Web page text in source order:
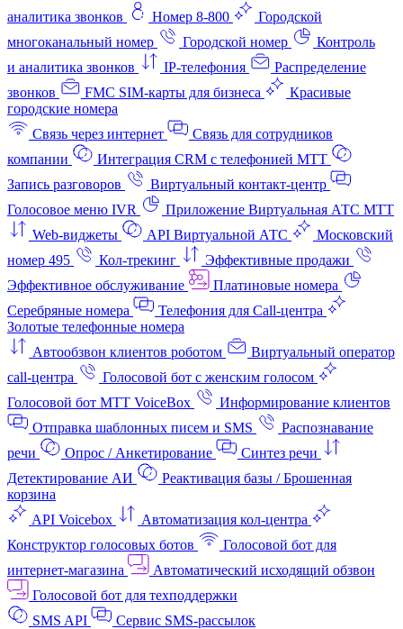
аналитика звонков
Номер 8-800
Городской
многоканальный номер
Городской номер
Контроль
и аналитика звонков
IP-телефония
Распределение
звонков
FMC SIM-карты для бизнеса
Красивые
городские номера
Связь через интернет
Связь для сотрудников
компании
Интеграция CRM с телефонией МТТ
Запись разговоров
Виртуальный контакт‑центр
Голосовое меню IVR
Приложение Виртуальная АТС МТТ
Web-виджеты
API Виртуальной АТС
Московский
номер 495
Кол-трекинг
Эффективные продажи
Эффективное обслуживание
Платиновые номера
Серебряные номера
Телефония для Call-центра
Золотые телефонные номера
Автообзвон клиентов роботом
Виртуальный оператор
call-центра
Голосовой бот с женским голосом
Голосовой бот МТТ VoiceBox
Информирование клиентов
Отправка шаблонных писем и SMS
Распознавание
речи
Опрос / Анкетирование
Синтез речи
Детектирование АИ
Реактивация базы / Брошенная
корзина
API Voicebox
Автоматизация кол‑центра
Конструктор голосовых ботов
Голосовой бот для
интернет‑магазина
Автоматический исходящий обзвон
Голосовой бот для техподдержки
SMS API
Сервис SMS-рассылок